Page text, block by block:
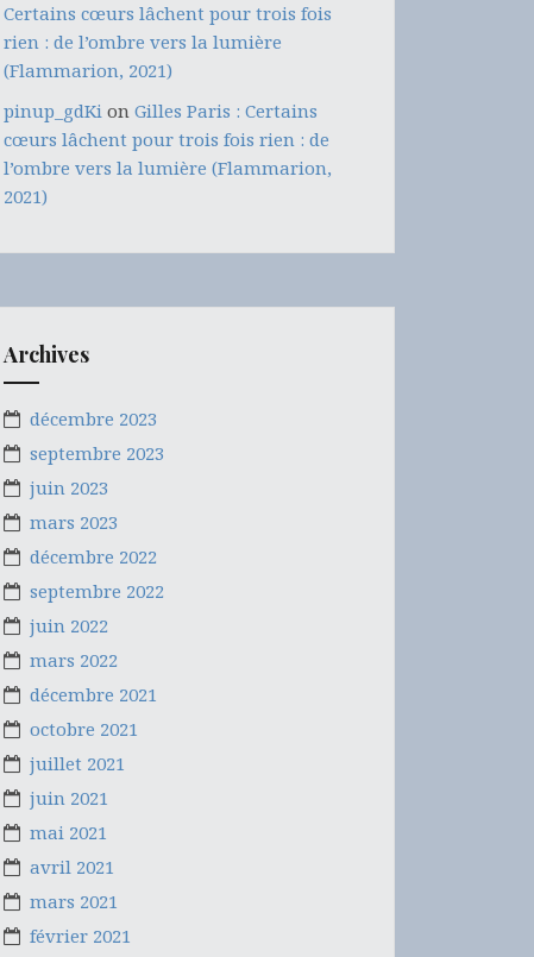
Certains cœurs lâchent pour trois fois
rien : de l’ombre vers la lumière
(Flammarion, 2021)
pinup_gdKi on Gilles Paris : Certains
cœurs lâchent pour trois fois rien : de
l’ombre vers la lumière (Flammarion,
2021)
Archives
décembre 2023
septembre 2023
juin 2023
mars 2023
décembre 2022
septembre 2022
juin 2022
mars 2022
décembre 2021
octobre 2021
juillet 2021
juin 2021
mai 2021
avril 2021
mars 2021
février 2021